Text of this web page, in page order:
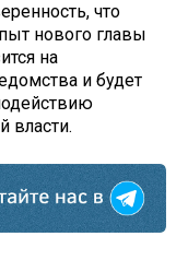
что
нового главы
на
и будет
власти.